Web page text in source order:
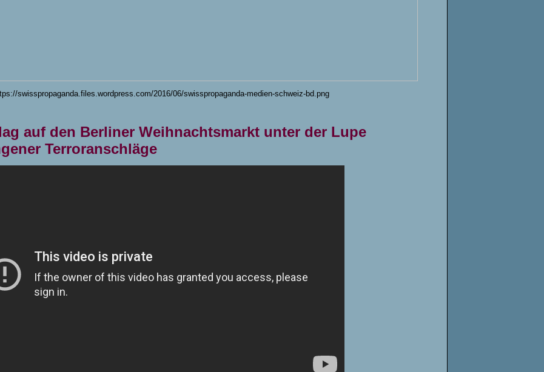
swisspropaganda.files.wordpress.com/2016/06/swisspropaganda-medien-schweiz-bd.png
auf den Berliner Weihnachtsmarkt unter der Lupe
Terroranschläge